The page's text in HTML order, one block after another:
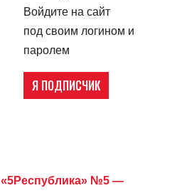
Войдите на сайт
под своим логином и
паролем
Я ПОДПИСЧИК
«5Республика» №5 —